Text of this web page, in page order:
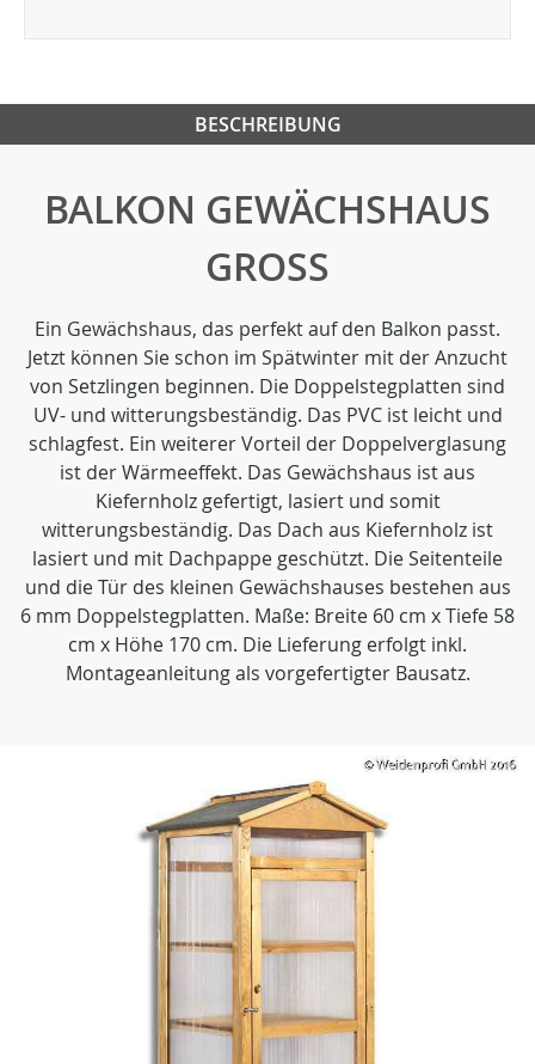
BESCHREIBUNG
BALKON GEWÄCHSHAUS
GROSS
Ein Gewächshaus, das perfekt auf den Balkon passt.
Jetzt können Sie schon im Spätwinter mit der Anzucht
von Setzlingen beginnen. Die Doppelstegplatten sind
UV- und witterungsbeständig. Das PVC ist leicht und
schlagfest. Ein weiterer Vorteil der Doppelverglasung
ist der Wärmeeffekt. Das Gewächshaus ist aus
Kiefernholz gefertigt, lasiert und somit
witterungsbeständig. Das Dach aus Kiefernholz ist
lasiert und mit Dachpappe geschützt. Die Seitenteile
und die Tür des kleinen Gewächshauses bestehen aus
6 mm Doppelstegplatten. Maße: Breite 60 cm x Tiefe 58
cm x Höhe 170 cm. Die Lieferung erfolgt inkl.
Montageanleitung als vorgefertigter Bausatz.